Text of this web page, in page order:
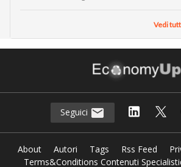
Vedi
Seguici
About Autori Tags Rss Feed
Terms&Conditions Contenuti